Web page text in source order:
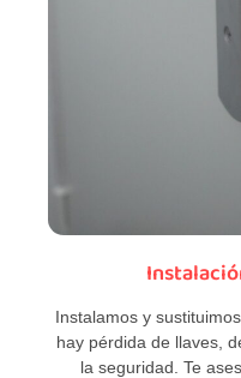
Instalamos y
hay pérdida de llaves,
la seguridad. Te